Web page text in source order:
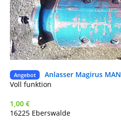
Angebot
Anlasser Magirus MAN
Voll funktion
1,00 €
16225 Eberswalde